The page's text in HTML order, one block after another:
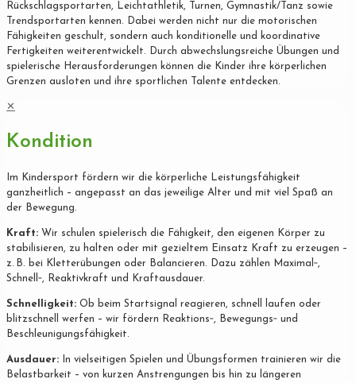
Rückschlagsportarten, Leichtathletik, Turnen, Gymnastik/Tanz sowie
Trendsportarten kennen. Dabei werden nicht nur die motorischen
Fähigkeiten geschult, sondern auch konditionelle und koordinative
Fertigkeiten weiterentwickelt. Durch abwechslungsreiche Übungen und
spielerische Herausforderungen können die Kinder ihre körperlichen
Grenzen ausloten und ihre sportlichen Talente entdecken.
✕
Kondition
Im Kindersport fördern wir die körperliche Leistungsfähigkeit
ganzheitlich – angepasst an das jeweilige Alter und mit viel Spaß an
der Bewegung.
Kraft: Wir schulen spielerisch die Fähigkeit, den eigenen Körper zu
stabilisieren, zu halten oder mit gezieltem Einsatz Kraft zu erzeugen –
z. B. bei Kletterübungen oder Balancieren. Dazu zählen Maximal‐,
Schnell‐, Reaktivkraft und Kraftausdauer.
Schnelligkeit: Ob beim Startsignal reagieren, schnell laufen oder
blitzschnell werfen – wir fördern Reaktions‐, Bewegungs‐ und
Beschleunigungsfähigkeit.
Ausdauer: In vielseitigen Spielen und Übungsformen trainieren wir die
Belastbarkeit – von kurzen Anstrengungen bis hin zu längeren